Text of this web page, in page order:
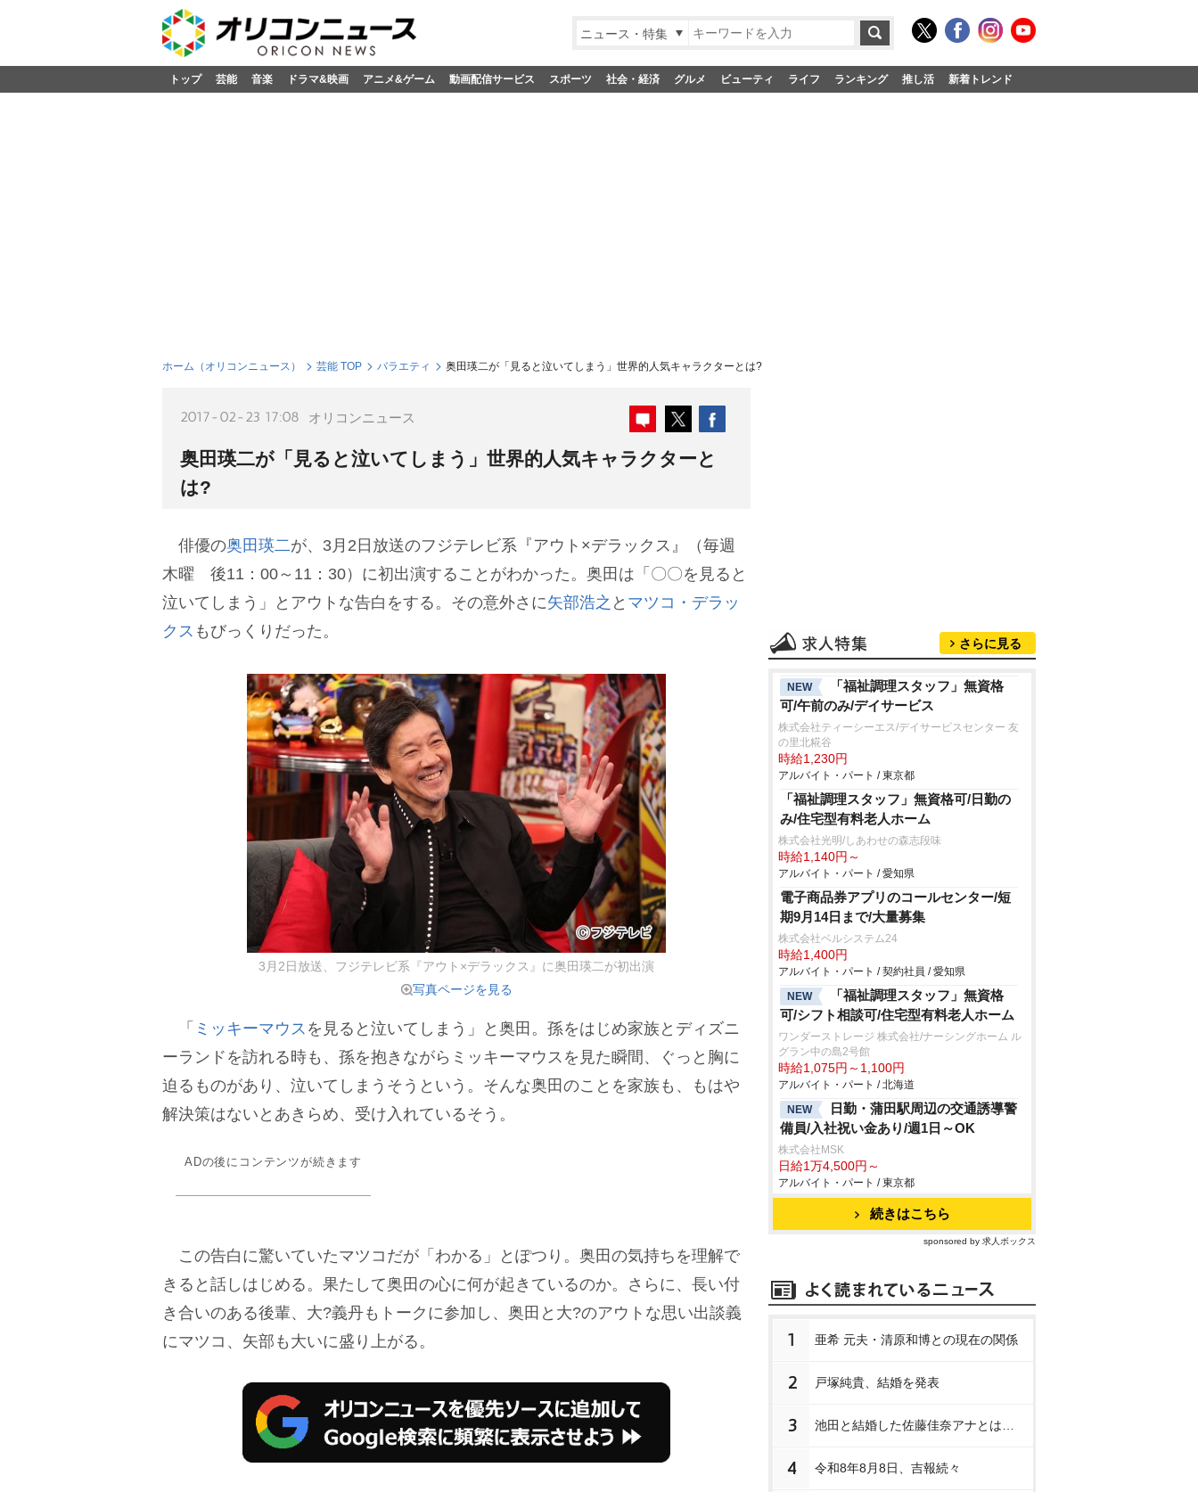
ニュース・特集
トップ 芸能 音楽 ドラマ&映画 アニメ&ゲーム 動画配信サービス スポーツ 社会・経済 グルメ ビューティ ライフ ランキング 推し活 新着トレンド
ホーム（オリコンニュース） 芸能 TOP バラエティ 奥田瑛二が「見ると泣いてしまう」世界的人気キャラクターとは?
2017-02-23 17:08 オリコンニュース
奥田瑛二が「見ると泣いてしまう」世界的人気キャラクターと
は?
俳優の奥田瑛二が、3月2日放送のフジテレビ系『アウト×デラックス』（毎週
木曜 後11：00～11：30）に初出演することがわかった。奥田は「〇〇を見ると
泣いてしまう」とアウトな告白をする。その意外さに矢部浩之 と マツコ・デラッ
クス もびっくりだった。
3月2日放送、フジテレビ系『アウト×デラックス』に奥田瑛二が初出演
写真ページを見る
「 ミッキーマウス を見ると泣いてしまう」と奥田。孫をはじめ家族とディズニ
ーランドを訪れる時も、孫を抱きながらミッキーマウスを見た瞬間、ぐっと胸に
迫るものがあり、泣いてしまうそうという。そんな奥田のことを家族も、もは
解決策はないとあきらめ、受け入れているそう。
ADの後にコンテンツが続きます
この告白に驚いていたマツコだが「わかる」とぽつり。奥田の気持ちを理解で
きると話しはじめる。果たして奥田の心に何が起きているのか。さらに、長い付
き合いのある後輩、大?義丹もトークに参加し、奥田と大?のアウトな思い出談義
にマツコ、矢部も大いに盛り上がる。
さらに見る
NEW
「福祉調理スタッフ」無資格
可/午前のみ/デイサービス
株式会社ティーシーエス/デイサービスセンター 友
の里北糀谷
時給1,230円
アルバイト・パート / 東京都
「福祉調理スタッフ」無資格可/日勤の
み/住宅型有料老人ホーム
株式会社光明/しあわせの森志段味
時給1,140円～
アルバイト・パート / 愛知県
電子商品券アプリのコールセンター/短
期9月14日まで/大量募集
株式会社ベルシステム24
時給1,400円
アルバイト・パート / 契約社員 / 愛知県
NEW
「福祉調理スタッフ」無資格
可/シフト相談可/住宅型有料老人ホーム
ワンダーストレージ 株式会社/ナーシングホーム ル
グラン中の島2号館
時給1,075円～1,100円
アルバイト・パート / 北海道
NEW
日勤・蒲田駅周辺の交通誘導警
備員/入社祝い金あり/週1日～OK
株式会社MSK
日給1万4,500円～
アルバイト・パート / 東京都
続きはこちら
sponsored by 求人ボックス
1 亜希 元夫・清原和博との現在の関係
2 戸塚純貴、結婚を発表
3 池田と結婚した佐藤佳奈アナとは…
4 令和8年8月8日、吉報続々